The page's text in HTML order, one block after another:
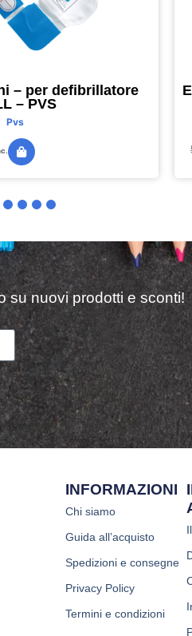
– per defibrillatore
– PVS
Pvs
su nuovi prodotti e sconti!
INFORMAZIONI
Chi siamo
Guida all’acquisto
Spedizioni e consegne
Privacy Policy
Termini e condizioni